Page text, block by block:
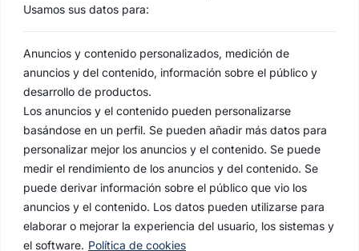
Usamos sus datos para:
Anuncios y contenido personalizados, medición de
anuncios y del contenido, información sobre el público y
desarrollo de productos.
Los anuncios y el contenido pueden personalizarse
basándose en un perfil. Se pueden añadir más datos para
personalizar mejor los anuncios y el contenido. Se puede
medir el rendimiento de los anuncios y del contenido. Se
puede derivar información sobre el público que vio los
anuncios y el contenido. Los datos pueden utilizarse para
elaborar o mejorar la experiencia del usuario, los sistemas y
el software. Política de cookies